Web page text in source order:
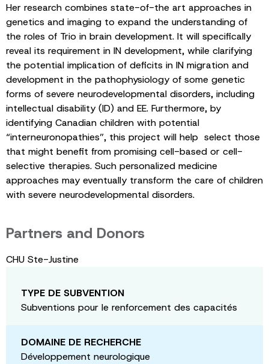
Her research combines state-of-the art approaches in
genetics and imaging to expand the understanding of
the roles of Trio in brain development. It will specifically
reveal its requirement in IN development, while clarifying
the potential implication of deficits in IN migration and
development in the pathophysiology of some genetic
forms of severe neurodevelopmental disorders, including
intellectual disability (ID) and EE. Furthermore, by
identifying Canadian children with potential
“interneuronopathies”, this project will help select those
that might benefit from promising cell-based or cell-
selective therapies. Such personalized medicine
approaches may eventually transform the care of children
with severe neurodevelopmental disorders.
Partners and Donors
CHU Ste-Justine
TYPE DE SUBVENTION
Subventions pour le renforcement des capacités
DOMAINE DE RECHERCHE
Développement neurologique